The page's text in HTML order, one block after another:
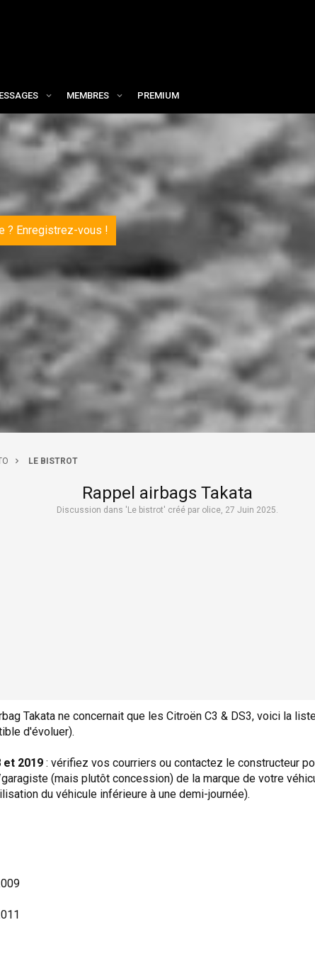
LE BISTROT
Rappel airbags Takata
Discussion dans ' Le bistrot' créé par olice, 27 Juin 2025.
Takata ne concernait que les Citroën C3 & DS3, voici la
d'évoluer).
et 2019 : vérifiez vos courriers ou contactez le constructeur
(mais plutôt concession) de la marque de votre
du véhicule inférieure à une demi-journée).
MEMBRES PREMIUM
? Enregistrez-vous !